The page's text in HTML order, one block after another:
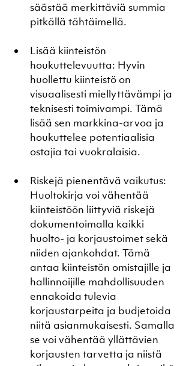
säästää merkittäviä summia
pitkällä tähtäimellä.
Lisää kiinteistön
houkuttelevuutta: Hyvin
huollettu kiinteistö on
visuaalisesti miellyttävämpi ja
teknisesti toimivampi. Tämä
lisää sen markkina-arvoa ja
houkuttelee potentiaalisia
ostajia tai vuokralaisia.
Riskejä pienentävä vaikutus:
Huoltokirja voi vähentää
kiinteistöön liittyviä riskejä
dokumentoimalla kaikki
huolto- ja korjaustoimet sekä
niiden ajankohdat. Tämä
antaa kiinteistön omistajille ja
hallinnoijille mahdollisuuden
ennakoida tulevia
korjaustarpeita ja budjetoida
niitä asianmukaisesti. Samalla
se voi vähentää yllättävien
korjausten tarvetta ja niistä